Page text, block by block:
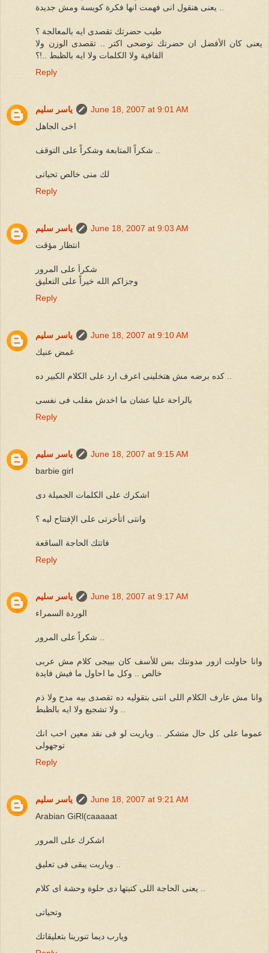
طيب حضرتك تقصدى ايه بالمعالجة ؟
يعنى كان الأفضل ان حضرتك توضحى اكتر .. تقصدى الوزن ولا
القافية ولا الكلمات ولا ايه بالظبط ..!؟
Reply
ياسر سليم
June 18, 2007 at 9:01 AM
اخى الجاهل
لك منى خالص تحياتى
Reply
ياسر سليم
June 18, 2007 at 9:03 AM
انتظار مؤقت
شكراَ على المرور
وجزاكم الله خيراً على التعليق
Reply
ياسر سليم
June 18, 2007 at 9:10 AM
غمض عنيك
بالراحة عليا عشان ما اخدش مقلب فى نفسى
Reply
ياسر سليم
June 18, 2007 at 9:15 AM
barbie girl
اشكرك على الكلمات الجميلة دى
وانتى اتأخرتى على الإفتتاح ليه ؟
فاتتك الحاجة الساقعة
Reply
ياسر سليم
June 18, 2007 at 9:17 AM
الوردة السمراء
شكراً على المرور ..
وانا حاولت ازور مدونتك بس للأسف كان بييجى كلام مش عربى
خالص .. وكل ما احاول ما فيش فايدة
وانا مش عارف الكلام اللى انتى بتقوليه ده تقصدى بيه مدح ولا ذم
ولا تشجيع ولا ايه بالظبط ..
عموما على كل حال متشكر .. وياريت لو فى نقد معين احب انك
توجهولى
Reply
ياسر سليم
June 18, 2007 at 9:21 AM
Arabian GiRl(caaaaat
اشكرك على المرور
وياريت يبقى فى تعليق ..
يعنى الحاجة اللى كتبتها دى حلوة وحشة اى كلام ..
وتحياتى
ويارب ديما تنورينا بتعليقاتك